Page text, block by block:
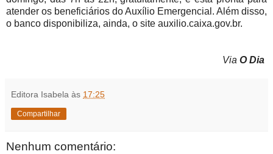
atender os beneficiários do Auxílio Emergencial. Além disso,
o banco disponibiliza, ainda, o site auxilio.caixa.gov.br.
Via O Dia
Editora Isabela às 17:25
Compartilhar
Nenhum comentário: